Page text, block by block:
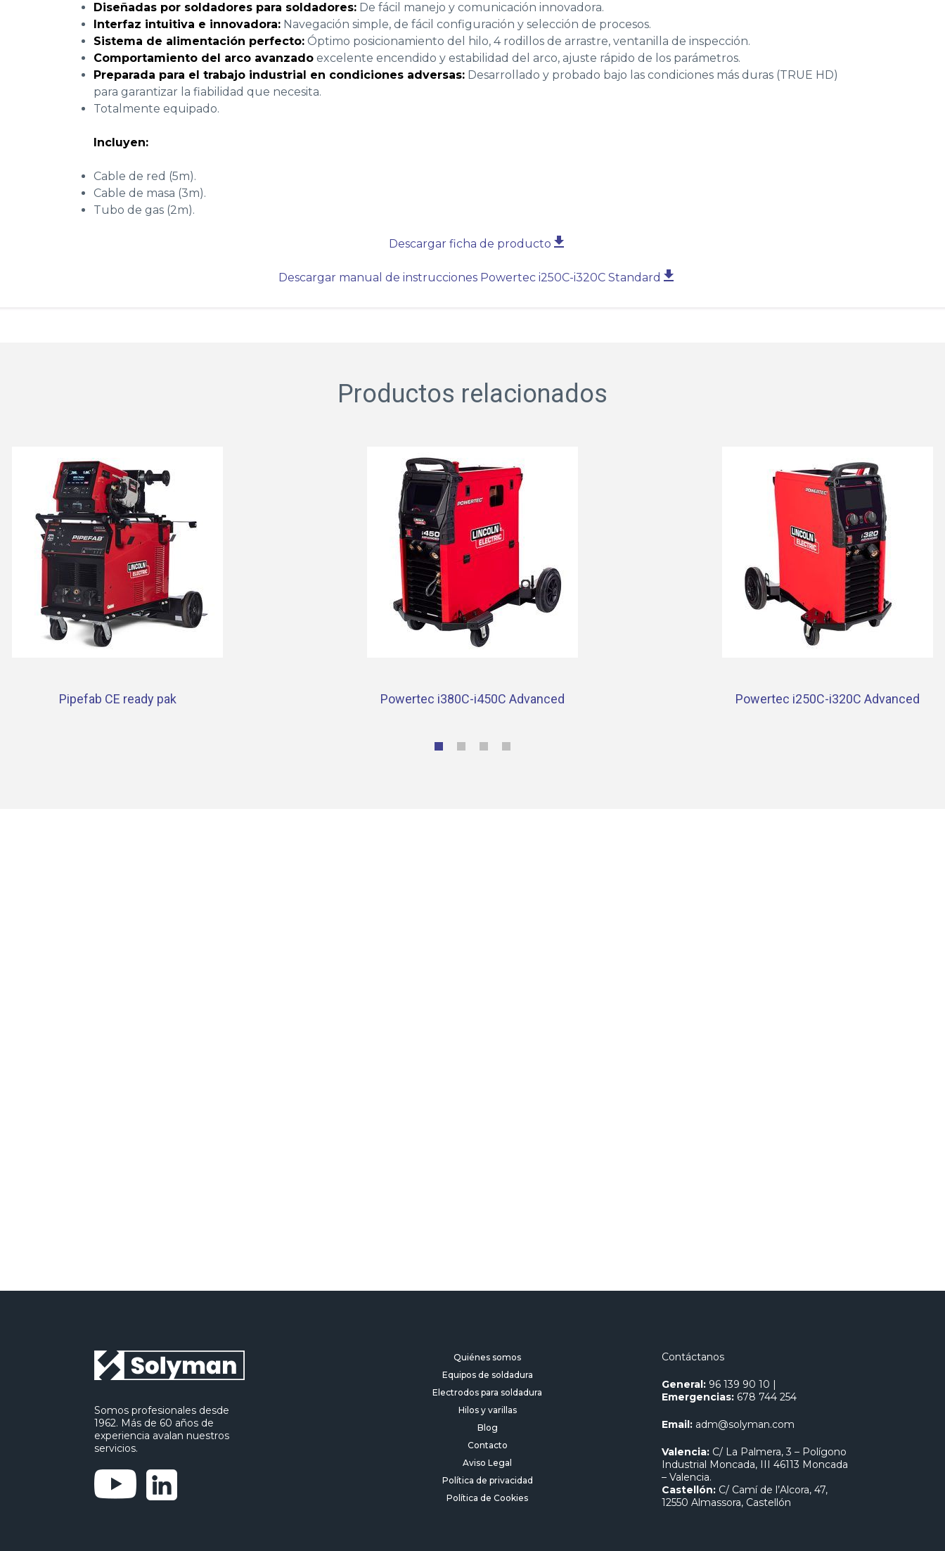
Diseñadas por soldadores para soldadores: De fácil manejo y comunicación innovadora.
Interfaz intuitiva e innovadora: Navegación simple, de fácil configuración y selección de procesos.
Sistema de alimentación perfecto: Óptimo posicionamiento del hilo, 4 rodillos de arrastre, ventanilla de inspección.
Comportamiento del arco avanzado excelente encendido y estabilidad del arco, ajuste rápido de los parámetros.
Preparada para el trabajo industrial en condiciones adversas: Desarrollado y probado bajo las condiciones más duras (TRUE HD)
para garantizar la fiabilidad que necesita.
Totalmente equipado.
Incluyen:
Cable de red (5m).
Cable de masa (3m).
Tubo de gas (2m).
Descargar ficha de producto
Descargar manual de instrucciones Powertec i250C-i320C Standard
Productos relacionados
Pipefab CE ready pak Powertec i380C-i450C Advanced Powertec i250C-i320C Advanced
Somos profesionales desde
1962. Más de 60 años de
experiencia avalan nuestros
servicios.
Quiénes somos
Equipos de soldadura
Electrodos para soldadura
Hilos y varillas
Blog
Contacto
Aviso Legal
Política de privacidad
Política de Cookies
Contáctanos
General: 96 139 90 10 |
Emergencias: 678 744 254
Email: adm@solyman.com
Valencia:C/ La Palmera, 3 – Polígono
Industrial Moncada, III 46113 Moncada
– Valencia.
Castellón:C/ Camí de l’Alcora, 47,
12550 Almassora, Castellón